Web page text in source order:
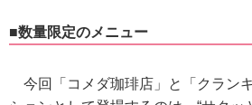
■数量限定のメニュー
今回「コメダ珈琲店」と「クラン